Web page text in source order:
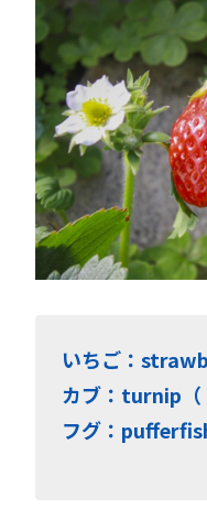
いちご：
カブ：turnip（
フグ：